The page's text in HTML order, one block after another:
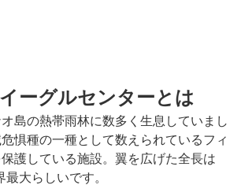
ーグルセンターとは
島の熱帯雨林に数多く生息していまし
惧種の一種として数えられているフィ
護している施設。翼を広げた全長は
大らしいです。